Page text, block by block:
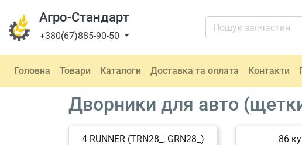
Агро-Стандарт
+380(67)885-90-50
Головна Товари Каталоги Доставка та оплата Контакти
Дворники для авто
4 RUNNER (TRN28_, GRN28_) 86